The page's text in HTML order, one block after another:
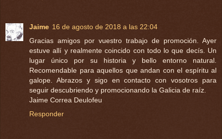
Jaime 16 de agosto de 2018 a las 22:04
Gracias amigos por vuestro trabajo de promoción. Ayer
estuve allí y realmente coincido con todo lo que decís. Un
lugar único por su historia y bello entorno natural.
Recomendable para aquellos que andan con el espíritu al
galope. Abrazos y sigo en contacto con vosotros para
seguir descubriendo y promocionando la Galicia de raíz.
Jaime Correa Deulofeu
Responder